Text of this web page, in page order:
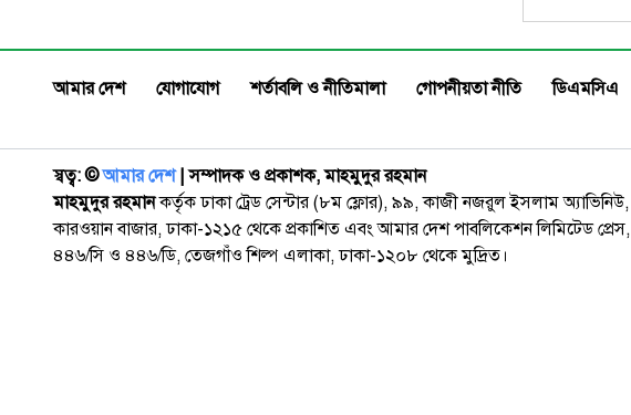
আমার দেশ যোগাযোগ শর্তাবলি ও নীতিমালা গোপনীয়তা নীতি ডিএমসিএ
স্বত্ব: ©️আমার দেশ| সম্পাদক ও প্রকাশক, মাহমুদুর রহমান
মাহমুদুর রহমানকর্তৃক ঢাকা ট্রেড সেন্টার (৮ম ফ্লোর), ৯৯, কাজী নজরুল ইসলাম অ্যাভিনিউ,
কারওয়ান বাজার, ঢাকা-১২১৫ থেকে প্রকাশিত এবং আমার দেশ পাবলিকেশন লিমিটেড প্রেস,
৪৪৬/সি ও ৪৪৬/ডি, তেজগাঁও শিল্প এলাকা, ঢাকা-১২০৮ থেকে মুদ্রিত।